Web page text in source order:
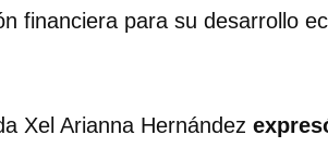
financiera para su desarrollo
Xel Arianna Hernández